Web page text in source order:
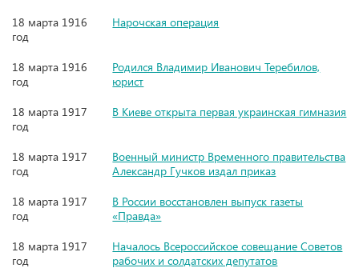
18 марта 1916
год
Нарочская операция
18 марта 1916
год
Родился Владимир Иванович Теребилов,
юрист
18 марта 1917
год
В Киеве открыта первая украинская гимназия
18 марта 1917
год
Военный министр Временного правительства
Александр Гучков издал приказ
18 марта 1917
год
В России восстановлен выпуск газеты
«Правда»
18 марта 1917
год
Началось Всероссийское совещание Советов
рабочих и солдатских депутатов